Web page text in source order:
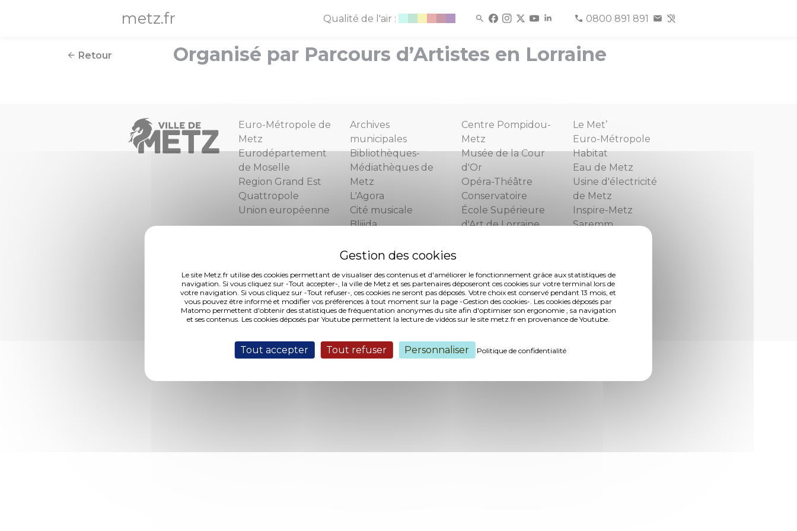
Le site Metz.fr utilise des cookies permettant de visualiser des contenus et d'améliorer le fonctionnement grâce aux statistiques de
navigation. Si vous cliquez sur -Tout accepter-, la ville de Metz et ses partenaires déposeront ces cookies sur votre terminal lors de
votre navigation. Si vous cliquez sur -Tout refuser-, ces cookies ne seront pas déposés. Votre choix est conservé pendant 13 mois, et
vous pouvez être informé et modifier vos préférences à tout moment sur la page -Gestion des cookies-. Les cookies déposés par
Matomo permettent d'obtenir des statistiques de fréquentation anonymes du site afin d'optimiser son ergonomie , sa navigation
et ses contenus. Les cookies déposés par Youtube permettent la lecture de vidéos sur le site metz.fr en provenance de Youtube.
Tout accepter Tout refuser Personnaliser Politique de confidentialité
metz.fr Qualité de l'air : 0800 891 891
Retour Organisé par Parcours d’Artistes en Lorraine
Euro-Métropole de
Metz
Eurodépartement
de Moselle
Region Grand Est
Quattropole
Union européenne
Archives
municipales
Bibliothèques-
Médiathèques de
Metz
L'Agora
Cité musicale
Bliiida
Espace famille
Metz l’étudiante
Centre Pompidou-
Metz
Musée de la Cour
d'Or
Opéra-Théâtre
Conservatoire
École Supérieure
d'Art de Lorraine
Le Met’
Euro-Métropole
Habitat
Eau de Metz
Usine d'électricité
de Metz
Inspire-Metz
Saremm
Accès Professionnels Marchés publics Accès presse
Applications mobiles
Informations légales et crédits Accessibilité : partiellement conforme